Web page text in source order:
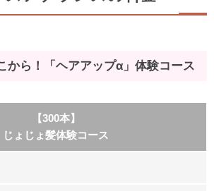
から！「ヘアアップα」体験コース
【300本】
じょじょ髪体験コース